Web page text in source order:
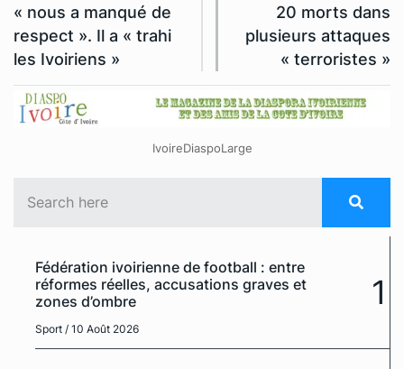
« nous a manqué de
respect ». Il a « trahi
les Ivoiriens »
20 morts dans
plusieurs attaques
« terroristes »
IvoireDiaspoLarge
Fédération ivoirienne de football : entre
réformes réelles, accusations graves et
zones d’ombre
Sport / 10 Août 2026
1